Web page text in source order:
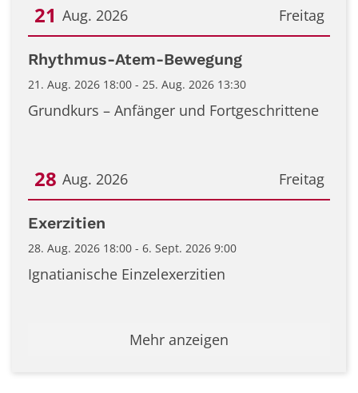
Freitag
21 Aug. 2026
Datum: 21. August 2026
Rhythmus-Atem-Bewegung
21. Aug. 2026 18:00 - 25. Aug. 2026 13:30
Grundkurs – Anfänger und Fortgeschrittene
Freitag
28 Aug. 2026
Datum: 28. August 2026
Exerzitien
28. Aug. 2026 18:00 - 6. Sept. 2026 9:00
Ignatianische Einzelexerzitien
Mehr anzeigen